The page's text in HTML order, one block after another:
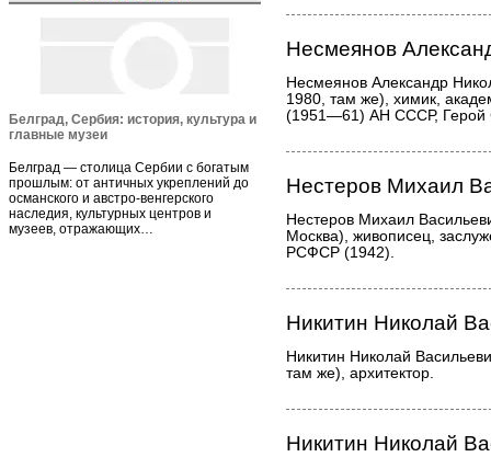
Белград, Сербия: история, культура и
главные музеи
Белград — столица Сербии с богатым
прошлым: от античных укреплений до
османского и австро-венгерского
наследия, культурных центров и
музеев, отражающих…
Несмеянов
Несмеянов Александр
1980, там же), химик,
(1951—61) АН СССР, Герой
Нестеров Михаил
Нестеров Михаил
Москва), живописец,
РСФСР (1942).
Никитин Николай
Никитин Николай
там же), архитектор.
Никитин Николай